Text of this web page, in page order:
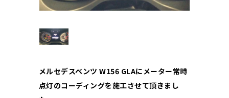
メルセデスベンツ W156 GLAにメーター常時
点灯のコーディングを施工させて頂きまし